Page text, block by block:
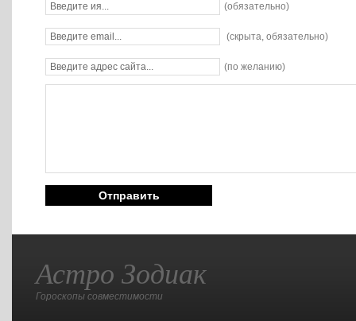
(обязательно)
(скрыта, обязательно)
(по желанию)
Астро Зодиак
Гороскопы совместимости